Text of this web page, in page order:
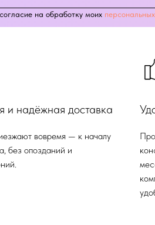
на обработку моих
и надёжная доставка
вовремя — к началу
без опозданий и